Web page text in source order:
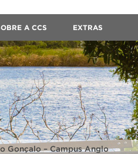
A CCS EXTRAS
Gonçalo – Campus Anglo